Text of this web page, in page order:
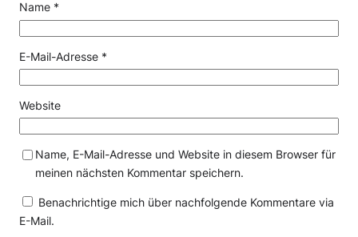
Name *
E-Mail-Adresse *
Website
Name, E-Mail-Adresse und Website in diesem Browser für
meinen nächsten Kommentar speichern.
Benachrichtige mich über nachfolgende Kommentare via
E-Mail.